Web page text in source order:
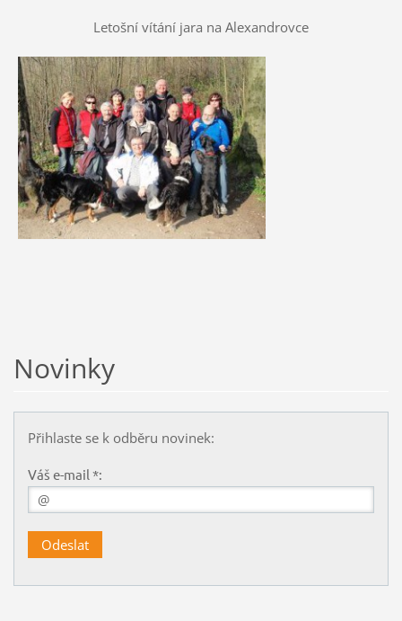
Letošní vítání jara na Alexandrovce
Novinky
Přihlaste se k odběru novinek:
Váš e-mail *: